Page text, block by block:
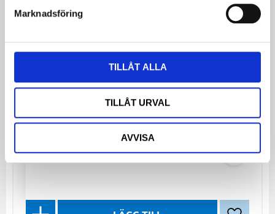
Marknadsföring
TILLÅT ALLA
TILLÅT URVAL
AVVISA
Facebook
Twitter
LIKNANDE PRODUKTER
Kedjelås 1/8" Standard
med 0-8 växlar. Enkel att använda för
39kr